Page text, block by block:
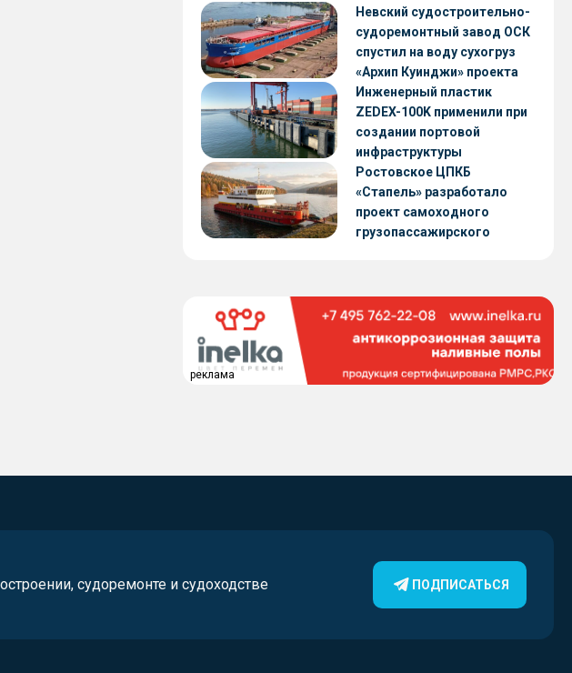
Невский судостроительно-
судоремонтный завод ОСК
спустил на воду сухогруз
«Архип Куинджи» проекта
RSD59
Инженерный пластик
ZEDEX-100K применили при
создании портовой
инфраструктуры
Ростовское ЦПКБ
«Стапель» разработало
проект самоходного
грузопассажирского
реклама
судоремонте и судоходстве ПОДПИСАТЬСЯ